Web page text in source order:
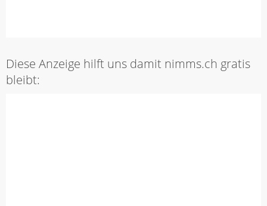
Diese Anzeige hilft uns damit nimms.ch gratis
bleibt: